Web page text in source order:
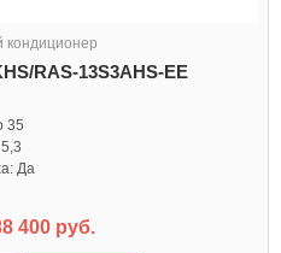
кондиционер
RAS-13S3AHS-EE
35
Да
400 руб.